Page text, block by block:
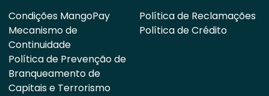
Condições MangoPay
Mecanismo de
Continuidade
Política de Prevenção de
Branqueamento de
Capitais e Terrorismo
Política de Reclamações
Política de Crédito